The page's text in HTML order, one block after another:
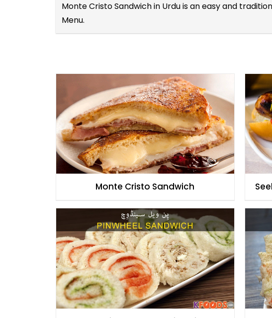
Monte Cristo Sandwich in Urdu is an easy and
Menu.
Monte Cristo Sandwich